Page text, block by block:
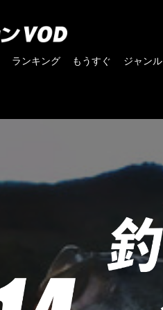
ランキング もうすぐ ジャンル